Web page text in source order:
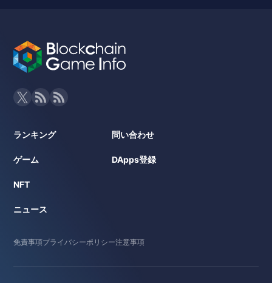
ランキング
ゲーム
NFT
ニュース
問い合わせ
DApps登録
免責事項プライバシーポリシー注意事項